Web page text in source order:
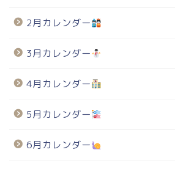
2月カレンダー
3月カレンダー
4月カレンダー
5月カレンダー
6月カレンダー